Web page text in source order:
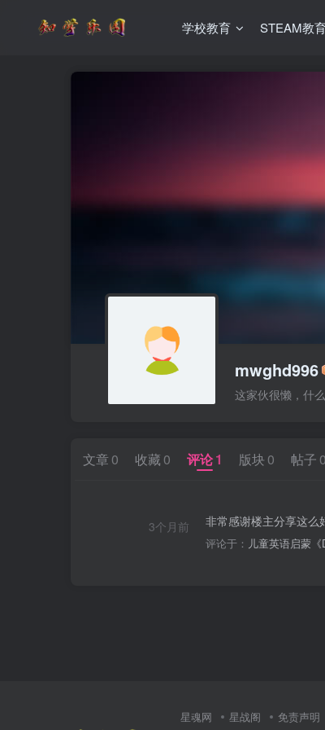
学校教育 STEAM教
mwghd996
这家伙很懒，什
文章 0 收藏 0 评论1 版块 0 帖子 0
3个月前 非常感谢楼主分享这么
评论于： 儿童英语启蒙《
星魂网 星战阁 免责声明